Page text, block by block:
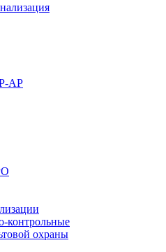
АР
контрольные
охраны